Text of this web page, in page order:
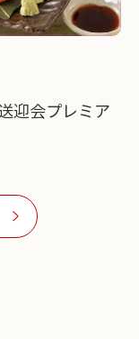
迎会プレミア